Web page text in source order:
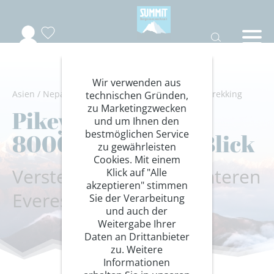
Asien / Nepal Solu/Wandern/Trekking/Lodgetrekking
Pikey Peak - Acht
8000er auf einen Blick
Verstecktes Juwel im unteren
Everestgebiet
Wir verwenden aus
technischen Gründen,
zu Marketingzwecken
und um Ihnen den
bestmöglichen Service
zu gewährleisten
Cookies. Mit einem
Klick auf "Alle
akzeptieren" stimmen
Sie der Verarbeitung
und auch der
Weitergabe Ihrer
Daten an Drittanbieter
zu. Weitere
Informationen